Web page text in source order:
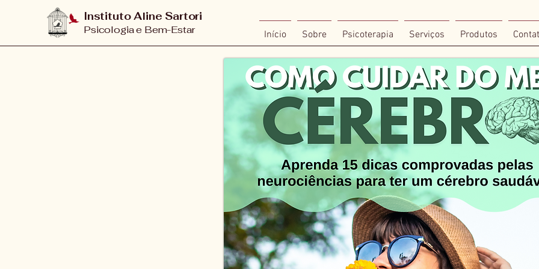
Instituto Aline Sartori
Psicologia e Bem-Estar Início Sobre Psicoterapia Serviços Produtos